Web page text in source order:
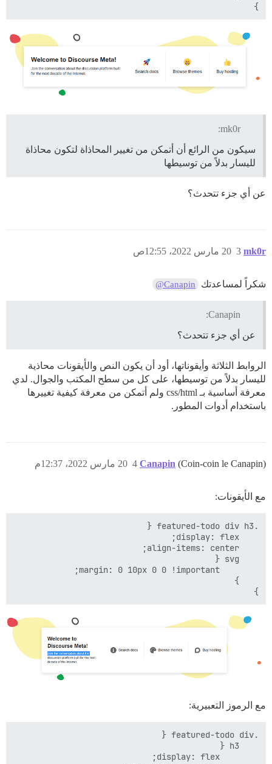
}
mk0r:
سيكون من الرائع أن أتمكن من تغيير المحاذاة لتكون محاذاة
لليسار بدلاً من توسيطها
عن أي جزء تتحدث؟
mk0r 20 مارس 2022، 12:55ص 3
شكراً لمساعدتك @Canapin
Canapin:
عن أي جزء تتحدث؟
الروابط الثلاثة وأيقوناتها، أود أن يكون النص والأيقونات محاذية
لليسار بدلاً من توسيطها، على كل من سطح المكتب والجوال. لدي
معرفة أساسية بـ css/html ولم أتمكن من معرفة كيفية تغييرها
باستخدام أدوات المطور.
Canapin (Coin-coin le Canapin) 20 مارس 2022، 12:37م 4
مع الأيقونات:
}
مع الرموز التعبيرية: